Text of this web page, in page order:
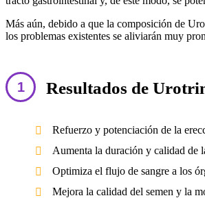
Más aún, debido a que la composición de
los problemas existentes se aliviarán muy
Resultados de
Refuerzo y potenciación de la
Aumenta la duración y calidad de
Optimiza el flujo de sangre a los
Mejora la calidad del semen y la